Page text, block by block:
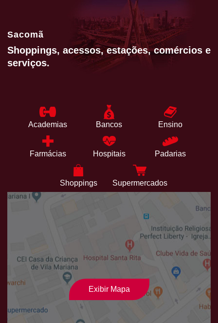
Sacomã
Shoppings, acessos, estações, comércios e
serviços.
Academias Bancos Ensino
Farmácias Hospitais Padarias
Shoppings Supermercados
Exibir Mapa